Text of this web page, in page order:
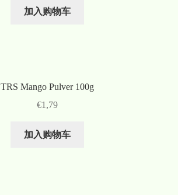
加入购物车
TRS Mango Pulver 100g
€1,79
加入购物车